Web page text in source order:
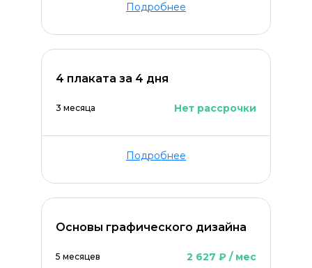
Подробнее
4 плаката за 4 дня
3 месяца Нет рассрочки
Подробнее
Основы графического дизайна
5 месяцев 2 627 ₽ / мес